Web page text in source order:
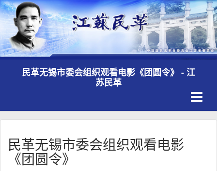
民革无锡市委会组织观看电影《团圆令》​ - 江
苏民革
民革无锡市委会组织观看电影
《团圆令》​